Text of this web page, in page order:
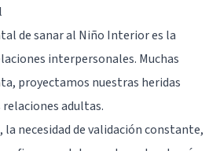
de sanar al Niño Interior es la
interpersonales. Muchas
proyectamos nuestras heridas
adultas.
la necesidad de validación constante,